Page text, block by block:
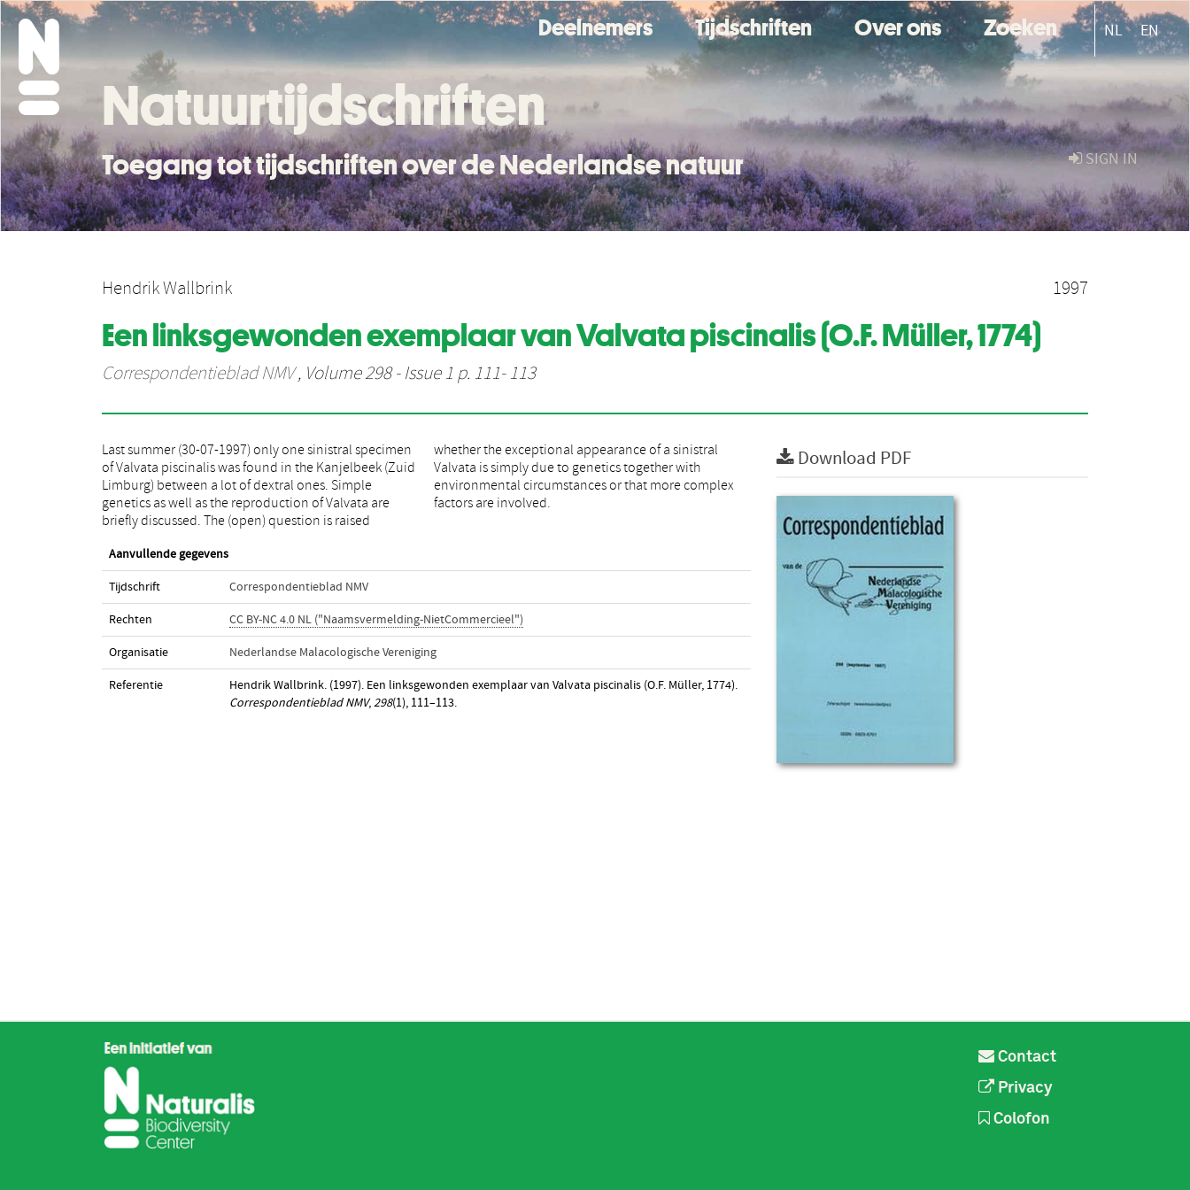
Deelnemers Tijdschriften Over ons Zoeken NL EN
SIGN IN
Natuurtijdschriften
Toegang tot tijdschriften over de Nederlandse natuur
Hendrik Wallbrink 1997
Een linksgewonden exemplaar van Valvata piscinalis (O.F. Müller, 1774)
Correspondentieblad NMV, Volume 298 - Issue 1 p. 111- 113
Last summer (30-07-1997) only one sinistral specimen
of Valvata piscinalis was found in the Kanjelbeek (Zuid
Limburg) between a lot of dextral ones. Simple
genetics as well as the reproduction of Valvata are
briefly discussed. The (open) question is raised
whether the exceptional appearance of a sinistral
Valvata is simply due to genetics together with
environmental circumstances or that more complex
factors are involved.
Aanvullende gegevens
Tijdschrift Correspondentieblad NMV
Rechten CC BY-NC 4.0 NL ("Naamsvermelding-NietCommercieel")
Organisatie Nederlandse Malacologische Vereniging
Referentie
Hendrik Wallbrink. (1997). Een linksgewonden exemplaar van Valvata piscinalis (O.F. Müller, 1774).
Correspondentieblad NMV,298(1), 111–113.
Download PDF
Contact
Privacy
Colofon